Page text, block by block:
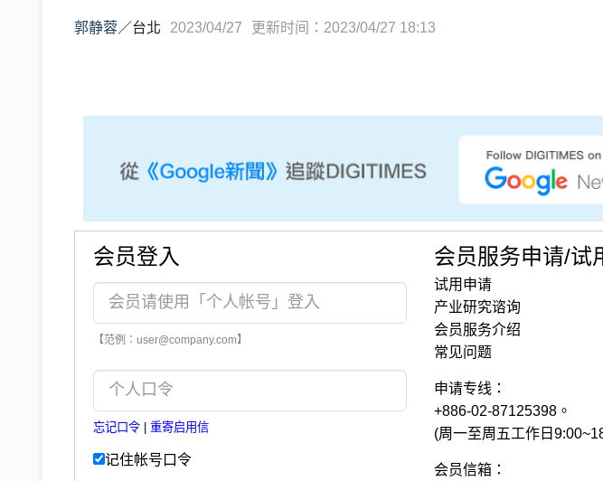
郭静蓉／台北 2023/04/27 更新时间：2023/04/27 18:13
会员登入
【范例：user@company.com】
忘记口令 重寄启用信
记住帐号口令
会员服务申请/试
试用申请
产业研究谘询
会员服务介绍
常见问题
申请专线：
+886-02-87125398。
(周一至周五工作日
会员信箱：